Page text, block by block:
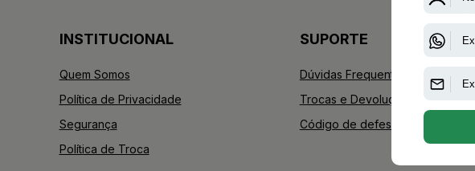
INSTITUCIONAL
Quem Somos
Política de Privacidade
Segurança
Política de Troca
SUPORTE
Dúvidas Frequentes
Trocas e Devoluções
Código de defesa do consumidor